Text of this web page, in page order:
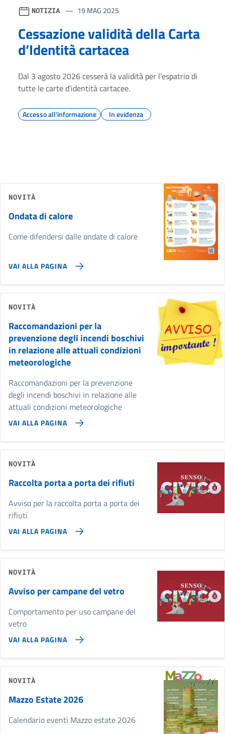
NOTIZIA 19 MAG 2025
Cessazione validità della Carta
d’Identità cartacea
Dal 3 agosto 2026 cesserà la validità per l'espatrio di
tutte le carte d’identità cartacee.
Accesso all'informazione In evidenza
NOVITÀ
Ondata di calore
Come difendersi dalle ondate di calore
VAI ALLA PAGINA
NOVITÀ
Raccomandazioni per la
prevenzione degli incendi boschivi
in relazione alle attuali condizioni
meteorologiche
Raccomandazioni per la prevenzione
degli incendi boschivi in relazione alle
attuali condizioni meteorologiche
VAI ALLA PAGINA
NOVITÀ
Raccolta porta a porta dei rifiuti
Avviso per la raccolta porta a porta dei
rifiuti
VAI ALLA PAGINA
NOVITÀ
Avviso per campane del vetro
Comportamento per uso campane del
vetro
VAI ALLA PAGINA
NOVITÀ
Mazzo Estate 2026
Calendario eventi Mazzo estate 2026